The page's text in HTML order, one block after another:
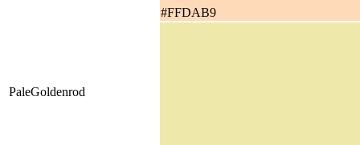
#FFDAB9
PaleGoldenrod